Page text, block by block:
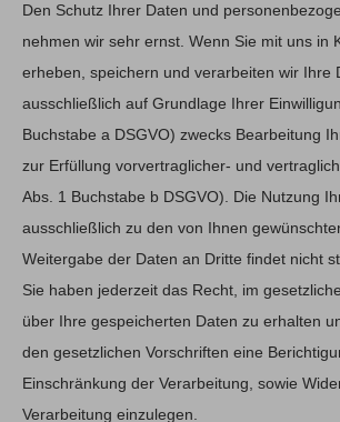
Den Schutz Ihrer Daten und
nehmen wir sehr ernst. Wenn Sie mit uns in
erheben, speichern und verarbeiten wir Ihre
ausschließlich auf Grundlage Ihrer
Buchstabe a DSGVO) zwecks Bearbeitung
zur Erfüllung vorvertraglicher- und
Abs. 1 Buchstabe b DSGVO). Die Nutzung
ausschließlich zu den von Ihnen
Weitergabe der Daten an Dritte findet nicht
Sie haben jederzeit das Recht, im
über Ihre gespeicherten Daten zu erhalten
den gesetzlichen Vorschriften eine
Einschränkung der Verarbeitung, sowie
Verarbeitung einzulegen.